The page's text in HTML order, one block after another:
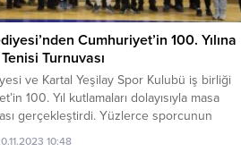
Cumhuriyet’in 100. Yılına
Turnuvası
ve Kartal Yeşilay Spor Kulubü iş birliği
100. Yıl kutlamaları dolayısıyla masa
gerçekleştirdi. Yüzlerce sporcunun
heyecan dolu anlara sahne oldu.
10:48